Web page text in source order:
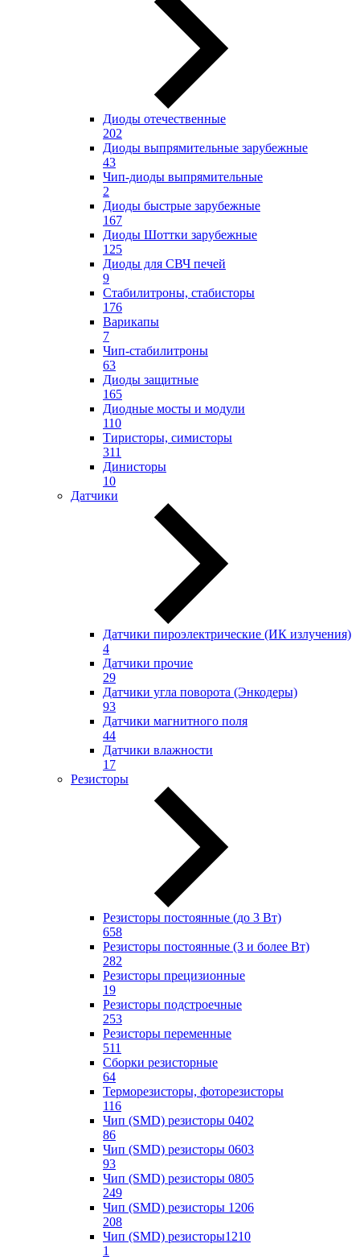
Диоды отечественные
202
Диоды выпрямительные зарубежные
43
Чип-диоды выпрямительные
2
Диоды быстрые зарубежные
167
Диоды Шоттки зарубежные
125
Диоды для СВЧ печей
9
Стабилитроны, стабисторы
176
Варикапы
7
Чип-стабилитроны
63
Диоды защитные
165
Диодные мосты и модули
110
Тиристоры, симисторы
311
Динисторы
10
Датчики
Датчики пироэлектрические (ИК излучения)
4
Датчики прочие
29
Датчики угла поворота (Энкодеры)
93
Датчики магнитного поля
44
Датчики влажности
17
Резисторы
Резисторы постоянные (до 3 Вт)
658
Резисторы постоянные (3 и более Вт)
282
Резисторы прецизионные
19
Резисторы подстроечные
253
Резисторы переменные
511
Сборки резисторные
64
Терморезисторы, фоторезисторы
116
Чип (SMD) резисторы 0402
86
Чип (SMD) резисторы 0603
93
Чип (SMD) резисторы 0805
249
Чип (SMD) резисторы 1206
208
Чип (SMD) резисторы1210
1